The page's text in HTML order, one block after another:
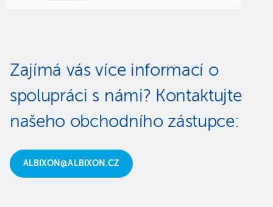
Zajímá vás více informací o
spolupráci s námi? Kontaktujte
našeho obchodního zástupce:
ALBIXON@ALBIXON.CZ